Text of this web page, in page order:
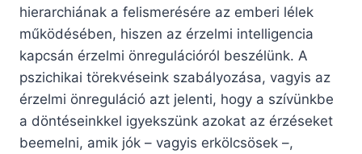
hierarchiának a felismerésére az emberi lélek
működésében, hiszen az érzelmi intelligencia
kapcsán érzelmi önregulációról beszélünk. A
pszichikai törekvéseink szabályozása, vagyis az
érzelmi önreguláció azt jelenti, hogy a szívünkbe
a döntéseinkkel igyekszünk azokat az érzéseket
beemelni, amik jók – vagyis erkölcsösek –,